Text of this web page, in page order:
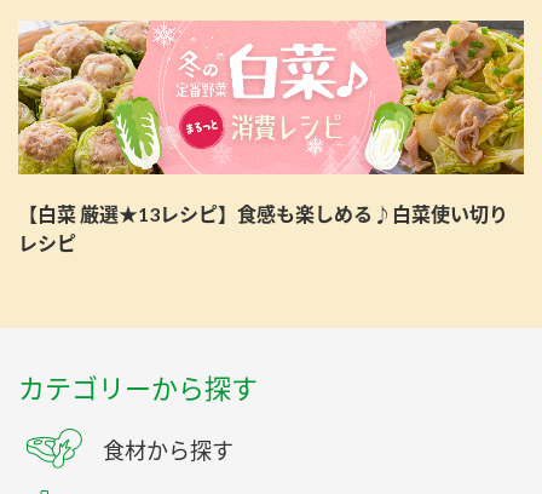
【白菜 厳選★13レシピ】食感も楽しめる♪白菜使い切り
レシピ
カテゴリーから探す
食材から探す